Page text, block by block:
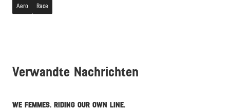
Aero Race
Verwandte Nachrichten
WE FEMMES. RIDING OUR OWN LINE.